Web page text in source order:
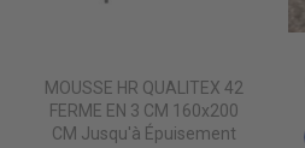
MOUSSE HR QUALITEX 42
FERME EN 3 CM 160x200
CM Jusqu'à Épuisement